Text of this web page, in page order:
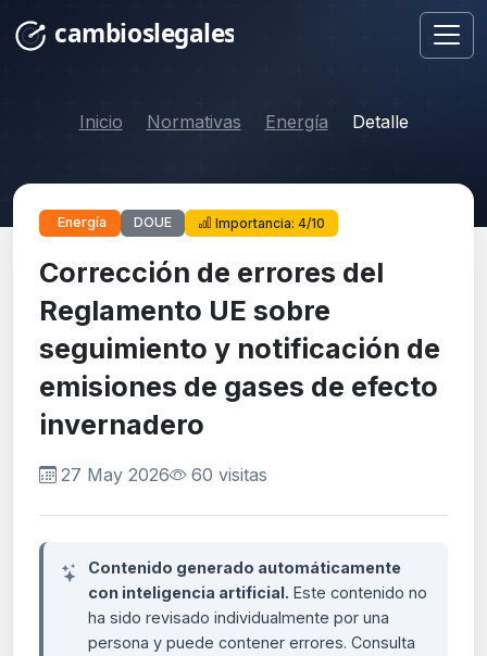
Inicio Normativas Energía Detalle
Energía DOUE Importancia: 4/10
Corrección de errores del
Reglamento UE sobre
seguimiento y notificación de
emisiones de gases de efecto
invernadero
27 May 2026 60 visitas
Contenido generado automáticamente
con inteligencia artificial. Este contenido no
ha sido revisado individualmente por una
persona y puede contener errores. Consulta